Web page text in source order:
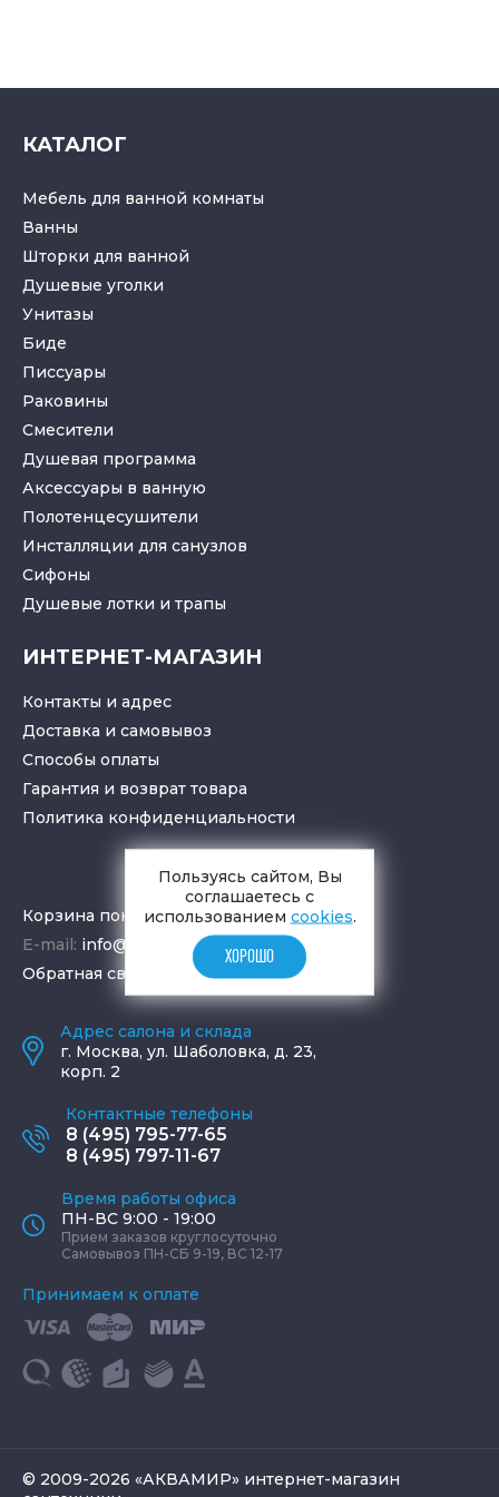
КАТАЛОГ
Мебель для ванной комнаты
Ванны
Шторки для ванной
Душевые уголки
Унитазы
Биде
Писсуары
Раковины
Смесители
Душевая программа
Аксессуары в ванную
Полотенцесушители
Инсталляции для санузлов
Cифоны
Душевые лотки и трапы
ИНТЕРНЕТ-МАГАЗИН
Контакты и адрес
Доставка и самовывоз
Способы оплаты
Гарантия и возврат товара
Политика конфиденциальности
Корзина покупок
E-mail: info@aquamir.ru
Обратная связь
Адрес салона и склада
г. Москва, ул. Шаболовка, д. 23,
корп. 2
Контактные телефоны
8 (495) 795-77-65
8 (495) 797-11-67
Время работы офиса
ПН-ВС 9:00 - 19:00
Прием заказов круглосуточно
Самовывоз ПН-СБ 9-19, ВС 12-17
Принимаем к оплате
© 2009-2026 «АКВАМИР» интернет-магазин
Пользуясь сайтом, Вы
соглашаетесь с
использованием cookies.
ХОРОШО